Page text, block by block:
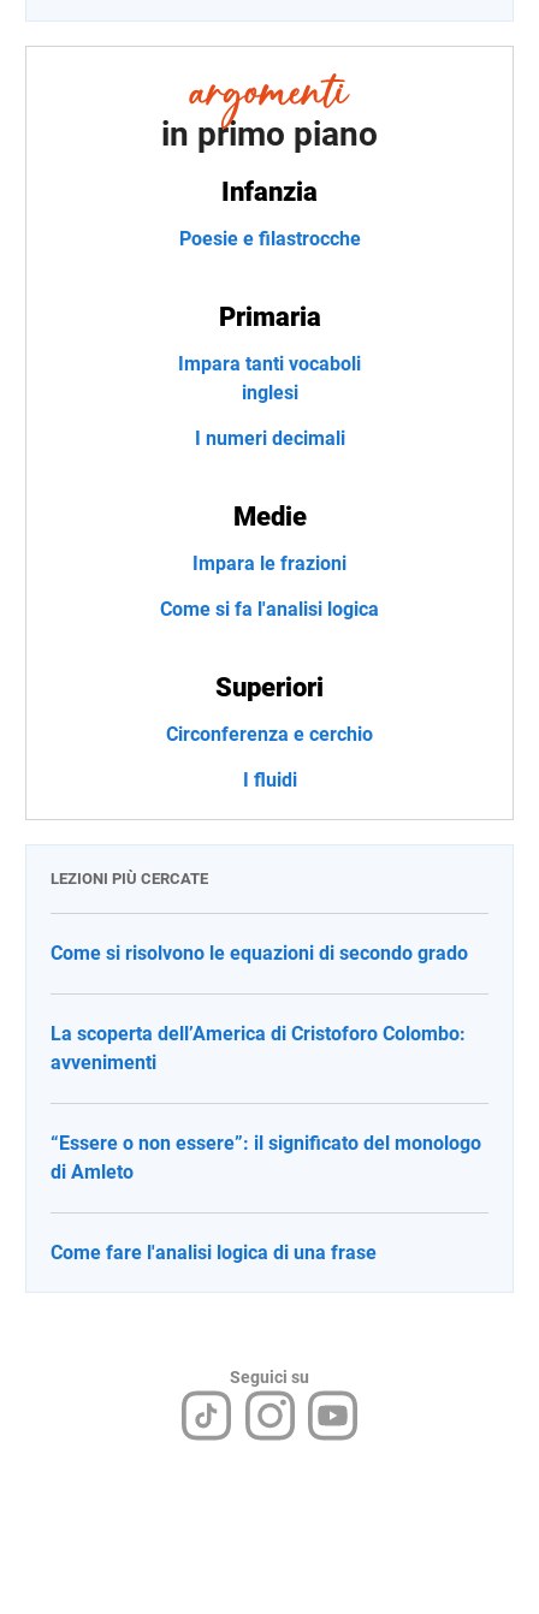
in primo piano
Infanzia
Poesie e filastrocche
Primaria
Impara tanti vocaboli
inglesi
I numeri decimali
Medie
Impara le frazioni
Come si fa l'analisi logica
Superiori
Circonferenza e cerchio
I fluidi
LEZIONI PIÙ CERCATE
Come si risolvono le equazioni di secondo grado
La scoperta dell’America di Cristoforo Colombo:
avvenimenti
“Essere o non essere”: il significato del monologo
di Amleto
Come fare l'analisi logica di una frase
Seguici su